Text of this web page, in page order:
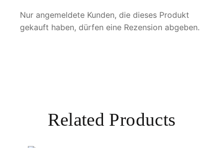
Nur angemeldete Kunden, die dieses Produkt
gekauft haben, dürfen eine Rezension abgeben.
Related Products